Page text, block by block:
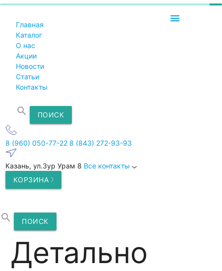
menu
Главная
Каталог
О нас
Акции
Новости
Статьи
Контакты
search ПОИСК
8 (960) 050-77-22 8 (843) 272-93-93
Казань, ул.Зур Урам 8 Все контакты
КОРЗИНА
search ПОИСК
Детально